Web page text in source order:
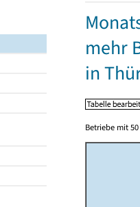
mehr
in
Betriebe mit